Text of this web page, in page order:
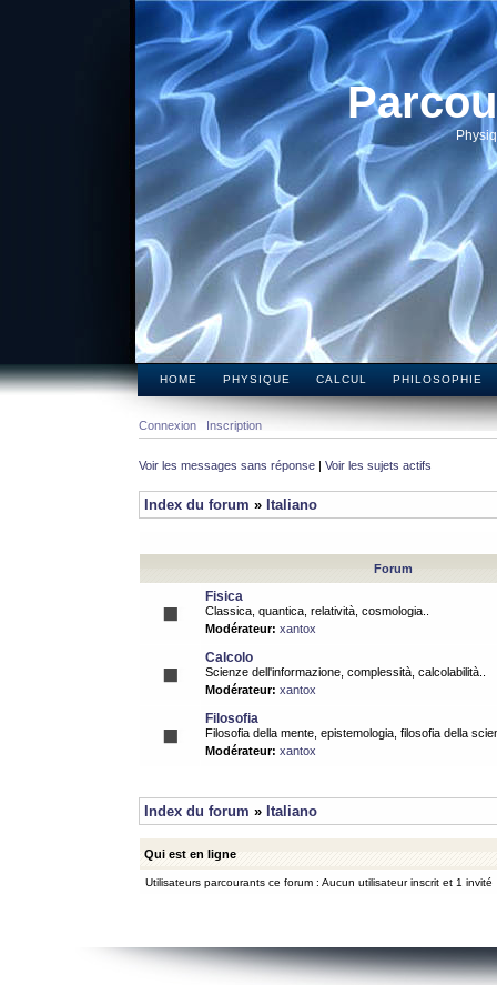
HOME PHYSIQUE CALCUL PHILOSOPHIE
Connexion Inscription
Voir les messages sans réponse | Voir les sujets actifs
Index du forum » Italiano
Forum
Fisica
Classica, quantica, relatività, cosmologia..
Modérateur: xantox
Calcolo
Scienze dell'informazione, complessità, calcolabilità..
Modérateur: xantox
Filosofia
Filosofia della mente, epistemologia, filosofia della
Modérateur: xantox
Index du forum » Italiano
Qui est en ligne
Utilisateurs parcourants ce forum : Aucun utilisateur inscrit et 1 invité